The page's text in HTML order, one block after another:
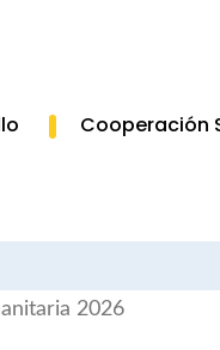
Cooperación
2026